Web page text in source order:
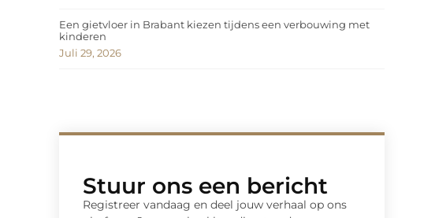
Een gietvloer in Brabant kiezen tijdens een verbouwing met
kinderen
Juli 29, 2026
Stuur ons een bericht
Registreer vandaag en deel jouw verhaal op ons